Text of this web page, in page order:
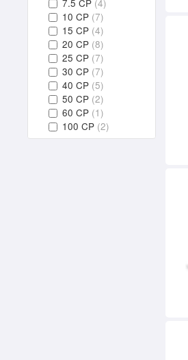
7.5 CP (4)
10 CP (7)
15 CP (4)
20 CP (8)
25 CP (7)
30 CP (7)
40 CP (5)
50 CP (2)
60 CP (1)
100 CP (2)